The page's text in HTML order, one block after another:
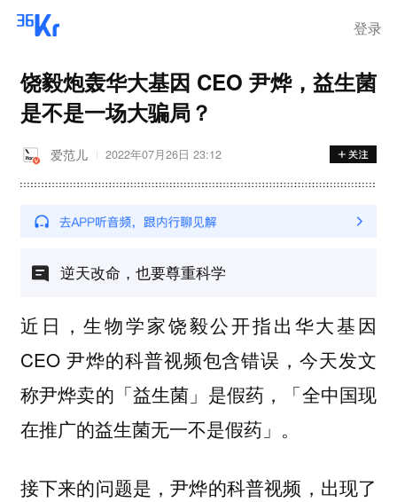
登录
饶毅炮轰华大基因 CEO 尹烨，益生菌
是不是一场大骗局？
爱范儿 2022年07月26日 23:12
逆天改命，也要尊重科学
近日，生物学家饶毅公开指出华大基因
CEO 尹烨的科普视频包含错误，今天发文
称尹烨卖的「益生菌」是假药，「全中国现
在推广的益生菌无一不是假药」。
接下来的问题是，尹烨的科普视频，出现了